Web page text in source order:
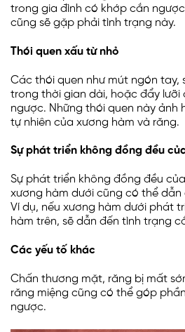
trong gia đình có khớp cắn
cũng sẽ gặp phải tình trạng này.
Thói quen xấu từ nhỏ
Các thói quen như mút ngón tay,
trong thời gian dài, hoặc đẩy lưỡi
ngược. Những thói quen này ảnh
tự nhiên của xương hàm và răng.
Sự phát triển không đồng đều
Sự phát triển không đồng đều
xương hàm dưới cũng có thể
Ví dụ, nếu xương hàm dưới phát
hàm trên, sẽ dẫn đến tình trạng
Các yếu tố khác
Chấn thương mặt, răng bị mất
răng miệng cũng có thể góp
ngược.